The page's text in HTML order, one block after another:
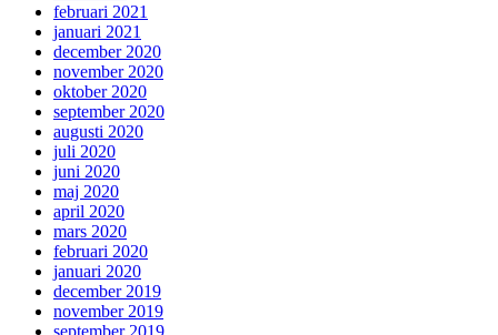
februari 2021
januari 2021
december 2020
november 2020
oktober 2020
september 2020
augusti 2020
juli 2020
juni 2020
maj 2020
april 2020
mars 2020
februari 2020
januari 2020
december 2019
november 2019